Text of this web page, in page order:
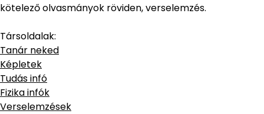
kötelező olvasmányok röviden, verselemzés.
Társoldalak:
Tanár neked
Képletek
Tudás infó
Fizika infók
Verselemzések